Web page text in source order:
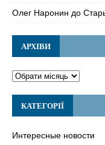
Олег Наронин до
АРХІВИ
КАТЕГОРІЇ
Интересные новости